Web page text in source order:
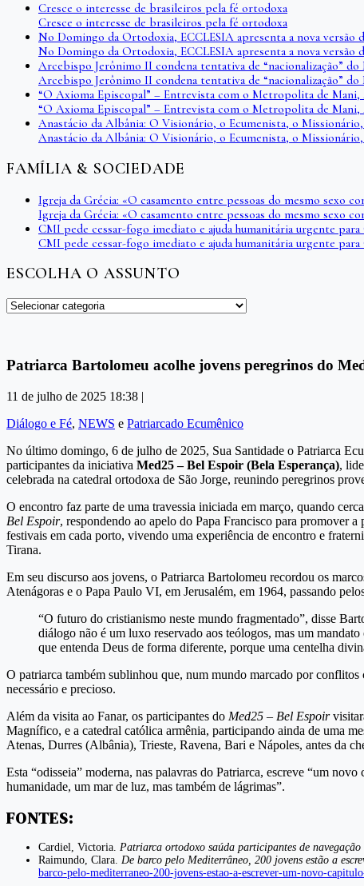
Cresce o interesse de brasileiros pela fé ortodoxa
Cresce o interesse de brasileiros pela fé ortodoxa
No Domingo da Ortodoxia, ECCLESIA apresenta a nova
No Domingo da Ortodoxia, ECCLESIA apresenta a nova
Arcebispo Jerônimo II condena tentativa de “nacionalização”
Arcebispo Jerônimo II condena tentativa de “nacionalização”
“O Axioma Episcopal” – Entrevista com o Metropolita de
“O Axioma Episcopal” – Entrevista com o Metropolita de
Anastácio da Albânia: O Visionário, o Ecumenista, o
Anastácio da Albânia: O Visionário, o Ecumenista, o
FAMÍLIA & SOCIEDADE
Igreja da Grécia: «O casamento entre pessoas do mesmo sexo
Igreja da Grécia: «O casamento entre pessoas do mesmo sexo
CMI pede cessar-fogo imediato e ajuda humanitária urgente para
CMI pede cessar-fogo imediato e ajuda humanitária urgente para
ESCOLHA O ASSUNTO
Escolha
Patriarca Bartolomeu acolhe jovens peregrinos do
11 de julho de 2025 18:38 |
Diálogo e Fé, NEWS e Patriarcado Ecumênico
No último domingo, 6 de julho de 2025, Sua Santidade o Patriarca
participantes da iniciativa Med25 – Bel Espoir (Bela Esperança),
celebrada na catedral ortodoxa de São Jorge, reunindo peregrinos
O encontro faz parte de uma travessia iniciada em março, quando
Bel Espoir, respondendo ao apelo do Papa Francisco para promover
festivais em cada porto, vivendo uma experiência de encontro e
Tirana.
Em seu discurso aos jovens, o Patriarca Bartolomeu recordou os
Atenágoras e o Papa Paulo VI, em Jerusalém, em 1964, passando
“O futuro do cristianismo neste mundo fragmentado”, disse
diálogo não é um luxo reservado aos teólogos, mas um
que entenda Deus de forma diferente, porque uma centelha
O patriarca também sublinhou que, num mundo marcado por
necessário e precioso.
Além da visita ao Fanar, os participantes do Med25 – Bel Espoir
Magnífico, e a catedral católica armênia, participando ainda de uma
Atenas, Durres (Albânia), Trieste, Ravena, Bari e Nápoles, antes da
Esta “odisseia” moderna, nas palavras do Patriarca, escreve “um
humanidade, um mar de luz, mas também de lágrimas”.
FONTES:
Cardiel, Victoria. Patriarca ortodoxo saúda participantes de
Raimundo, Clara. De barco pelo Mediterrâneo, 200 jovens estão a
barco-pelo-mediterraneo-200-jovens-estao-a-escrever-um-novo-